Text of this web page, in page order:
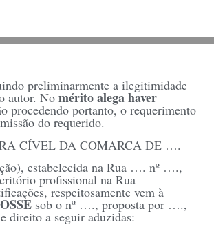
preliminarmente a ilegitimidade
autor. No mérito alegahaver
procedendo portanto, o requerimento
do requerido.
CÍVEL DA COMARCA DE ….
na Rua …. nº ….,
profissional na Rua
respeitosamente vem à
sob o nº …., proposta por ….,
direito a seguir aduzidas: